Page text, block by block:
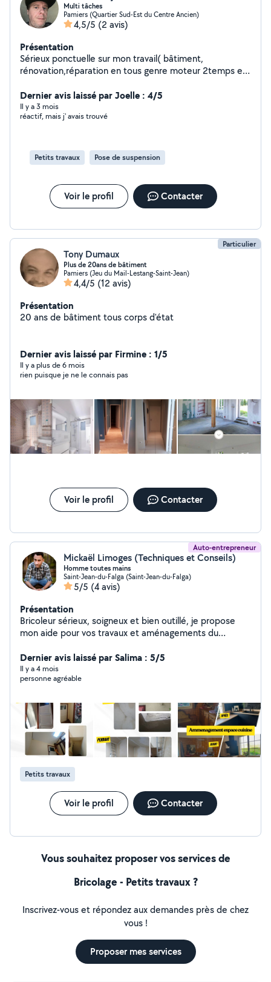
Multi tâches
Pamiers (Quartier Sud-Est du Centre Ancien)
4,5/5 (2 avis)
Présentation
Sérieux ponctuelle sur mon travail( bâtiment,
rénovation,réparation en tous genre moteur 2temps et
électroménager.
Dernier avis laissé par Joelle : 4/5
Il y a 3 mois
réactif, mais j' avais trouvé
Petits travaux Pose de suspension
Voir le profil Contacter
Particulier
Tony Dumaux
Plus de 20ans de bâtiment
Pamiers (Jeu du Mail-Lestang-Saint-Jean)
4,4/5 (12 avis)
Présentation
20 ans de bâtiment tous corps d'état
Dernier avis laissé par Firmine : 1/5
Il y a plus de 6 mois
rien puisque je ne le connais pas
Voir le profil Contacter
Auto-entrepreneur
Mickaël Limoges (Techniques et Conseils)
Homme toutes mains
Saint-Jean-du-Falga (Saint-Jean-du-Falga)
5/5 (4 avis)
Présentation
Bricoleur sérieux, soigneux et bien outillé, je propose
mon aide pour vos travaux et aménagements du
aménagement intérieur, j'interviens pour le montage de
meubles, l'installation d'éléments toutes pièces,
ajustements, réparations, finitions, optimisation
proprement, avec méthode, et j'accorde une grande
importance à la communication avant et pendant
l'intervention. Mes tarifs sont volontairement attractifs :
je privilégie aujourd'hui la satisfaction client et le
bouche-à-oreille local. N'hésitez pas à me contacter
pour échanger sur votre besoin. Je réponds rapidement
et en toute transparence sur ce qui est possible.
Dernier avis laissé par Salima : 5/5
Il y a 4 mois
personne agréable
Petits travaux
Voir le profil Contacter
Vous souhaitez proposer vos services de
Bricolage - Petits travaux ?
Inscrivez-vous et répondez aux demandes près de chez
vous !
Proposer mes services